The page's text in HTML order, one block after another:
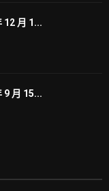
12 月 1...
9 月 15...